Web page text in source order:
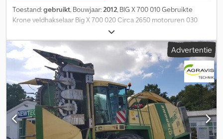
Toestand:gebruikt, Bouwjaar:2012, BIG X 700 010 Gebruikte
Krone veldhakselaar Big X 700 020 Circa 2650 motoruren 030
Opraapvoorzetstuk EasyFlow 3001, bouwjaar 2010, 800883
Dodpszla Euefx Ab Uokr 040 Maisbek Easy Collect 903, bouwjaar
2010 050 .807251 060 X-Disc directsnijbek, inclusief 070
Snijbekwagen EC 753, bouwjaar 2012, 851408
Advertentie